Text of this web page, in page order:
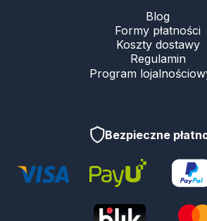
Blog
Formy płatności
Koszty dostawy
Regulamin
Program
Bezpieczne